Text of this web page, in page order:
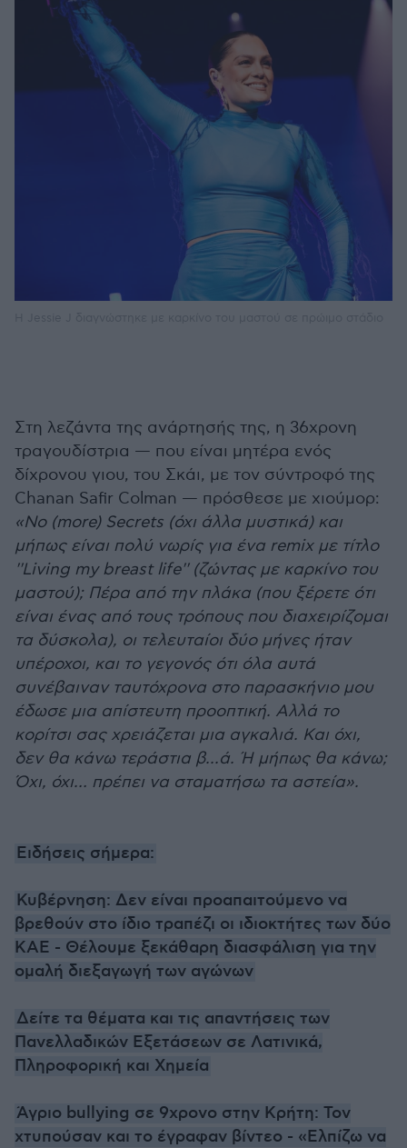
Στη λεζάντα της ανάρτησής της, η 36χρονη
τραγουδίστρια — που είναι μητέρα ενός
δίχρονου γιου, του Σκάι, με τον σύντροφό της
Chanan Safir Colman — πρόσθεσε με χιούμορ:
«No (more) Secrets (όχι άλλα μυστικά) και
μήπως είναι πολύ νωρίς για ένα remix με τίτλο
''Living my breast life'' (ζώντας με καρκίνο του
μαστού); Πέρα από την πλάκα (που ξέρετε ότι
είναι ένας από τους τρόπους που διαχειρίζομαι
τα δύσκολα), οι τελευταίοι δύο μήνες ήταν
υπέροχοι, και το γεγονός ότι όλα αυτά
συνέβαιναν ταυτόχρονα στο παρασκήνιο μου
έδωσε μια απίστευτη προοπτική. Αλλά το
κορίτσι σας χρειάζεται μια αγκαλιά. Και όχι,
δεν θα κάνω τεράστια β...ά. Ή μήπως θα κάνω;
Όχι, όχι… πρέπει να σταματήσω τα αστεία».
Ειδήσεις σήμερα:
Κυβέρνηση: Δεν είναι προαπαιτούμενο να
βρεθούν στο ίδιο τραπέζι οι ιδιοκτήτες των δύο
ΚΑΕ - Θέλουμε ξεκάθαρη διασφάλιση για την
ομαλή διεξαγωγή των αγώνων
Δείτε τα θέματα και τις απαντήσεις των
Πανελλαδικών Εξετάσεων σε Λατινικά,
Πληροφορική και Χημεία
Άγριο bullying σε 9χρονο στην Κρήτη: Τον
χτυπούσαν και το έγραφαν βίντεο - «Ελπίζω να